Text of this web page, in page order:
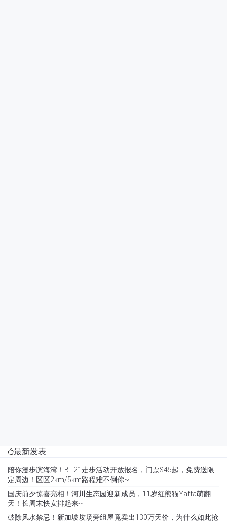
最新发表
陪你漫步滨海湾！BT21走步活动开放报名，门票$45起，免费送限
定周边！区区2km/5km路程难不倒你~
国庆前夕惊喜亮相！河川生态园迎新成员，11岁红熊猫Yaffa萌翻
天！长周末快安排起来~
破除风水禁忌！新加坡坟场旁组屋竟卖出130万天价，为什么如此抢